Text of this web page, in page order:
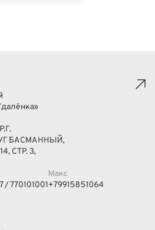
БАСМАННЫЙ,
СТР. 3,
/ 770101001
Макс
+79915851064